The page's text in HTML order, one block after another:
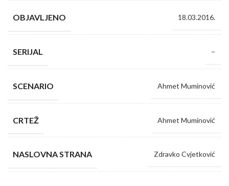
OBJAVLJENO 18.03.2016.
SERIJAL –
SCENARIO Ahmet Muminović
CRTEŽ Ahmet Muminović
NASLOVNA STRANA Zdravko Cvjetković